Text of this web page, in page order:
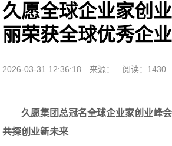
久愿全球企业家创
丽荣获全球优秀企
2026-03-31 12:36:18 来源： 阅读：1430
久愿集团总冠名全球企业家创业峰
共探创业新未来